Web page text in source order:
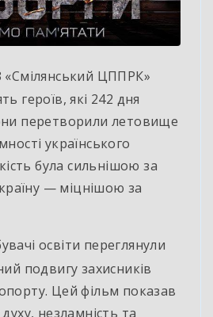
«Смілянський ЦППРК»
героїв, які 242 дня
перетворили летовище
українського
була сильнішою за
— міцнішою за
освіти переглянули
подвигу захисників
Цей фільм показав
незламність та